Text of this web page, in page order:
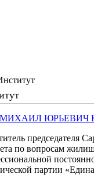
МИХАИЛ ЮРЬЕВИЧ
председателя
по вопросам
партии